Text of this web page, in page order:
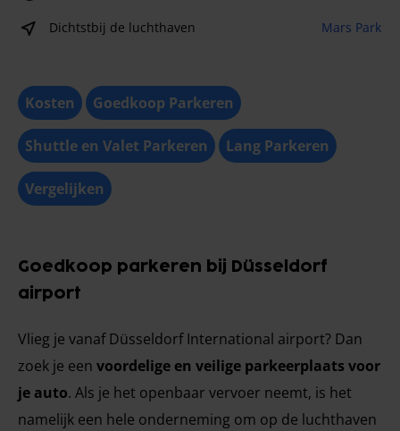
Dichtstbij de luchthaven Mars Park
Kosten Goedkoop Parkeren
Shuttle en Valet Parkeren Lang Parkeren
Vergelijken
Goedkoop parkeren bij Düsseldorf
airport
Vlieg je vanaf Düsseldorf International airport? Dan
zoek je een voordelige en veilige parkeerplaats voor
je auto. Als je het openbaar vervoer neemt, is het
namelijk een hele onderneming om op de luchthaven